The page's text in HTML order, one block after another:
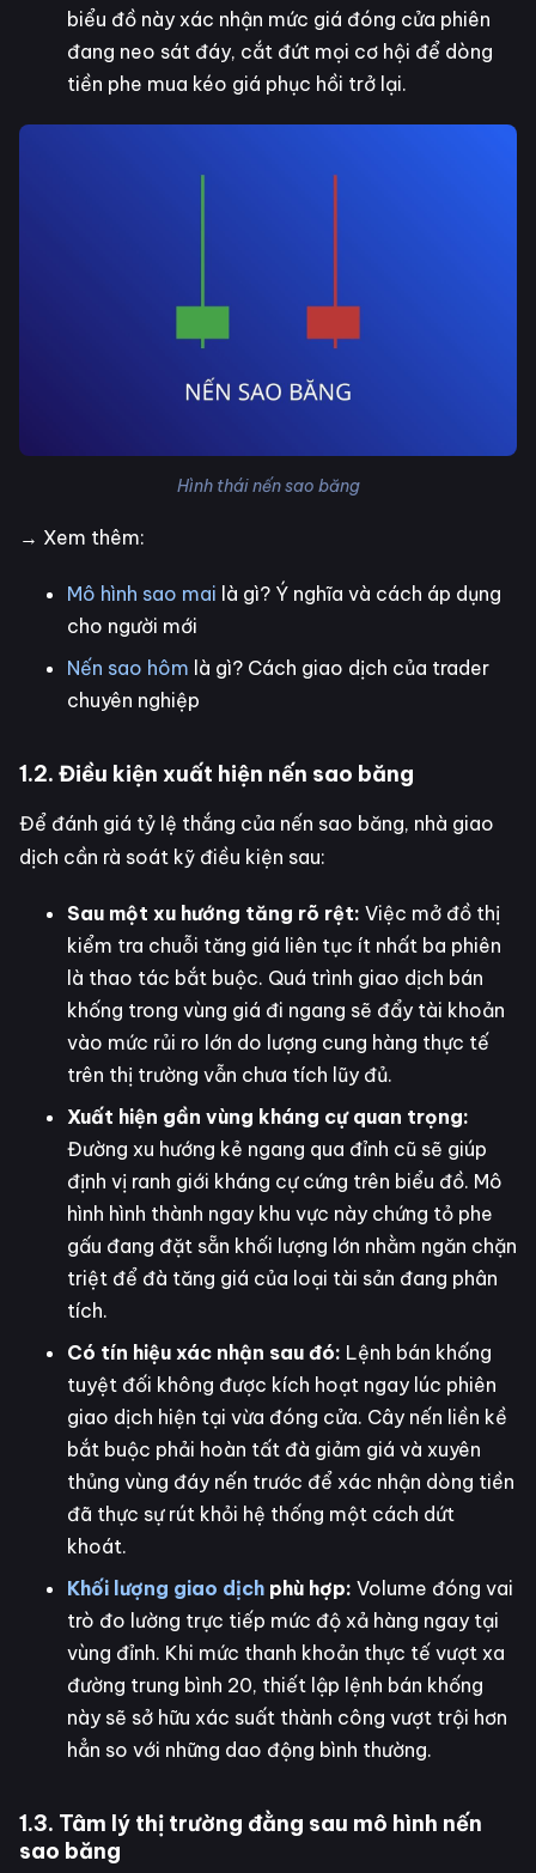
biểu đồ này xác nhận mức giá đóng cửa phiên
đang neo sát đáy, cắt đứt mọi cơ hội để dòng
tiền phe mua kéo giá phục hồi trở lại.
Hình thái nến sao băng
→ Xem thêm:
Mô hình sao mai là gì? Ý nghĩa và cách áp dụng
cho người mới
Nến sao hôm là gì? Cách giao dịch của trader
chuyên nghiệp
1.2. Điều kiện xuất hiện nến sao băng
Để đánh giá tỷ lệ thắng của nến sao băng, nhà giao
dịch cần rà soát kỹ điều kiện sau:
Sau một xu hướng tăng rõ rệt: Việc mở đồ thị
kiểm tra chuỗi tăng giá liên tục ít nhất ba phiên
là thao tác bắt buộc. Quá trình giao dịch bán
khống trong vùng giá đi ngang sẽ đẩy tài khoản
vào mức rủi ro lớn do lượng cung hàng thực tế
trên thị trường vẫn chưa tích lũy đủ.
Xuất hiện gần vùng kháng cự quan trọng:
Đường xu hướng kẻ ngang qua đỉnh cũ sẽ giúp
định vị ranh giới kháng cự cứng trên biểu đồ. Mô
hình hình thành ngay khu vực này chứng tỏ phe
gấu đang đặt sẵn khối lượng lớn nhằm ngăn chặn
triệt để đà tăng giá của loại tài sản đang phân
tích.
Có tín hiệu xác nhận sau đó: Lệnh bán khống
tuyệt đối không được kích hoạt ngay lúc phiên
giao dịch hiện tại vừa đóng cửa. Cây nến liền kề
bắt buộc phải hoàn tất đà giảm giá và xuyên
thủng vùng đáy nến trước để xác nhận dòng tiền
đã thực sự rút khỏi hệ thống một cách dứt
khoát.
Khối lượng giao dịch phù hợp: Volume đóng vai
trò đo lường trực tiếp mức độ xả hàng ngay tại
vùng đỉnh. Khi mức thanh khoản thực tế vượt xa
đường trung bình 20, thiết lập lệnh bán khống
này sẽ sở hữu xác suất thành công vượt trội hơn
hẳn so với những dao động bình thường.
1.3. Tâm lý thị trường đằng sau mô hình nến
sao băng